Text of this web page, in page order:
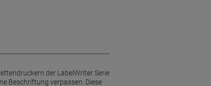
der LabelWriter Serie
Beschriftung verpassen. Diese